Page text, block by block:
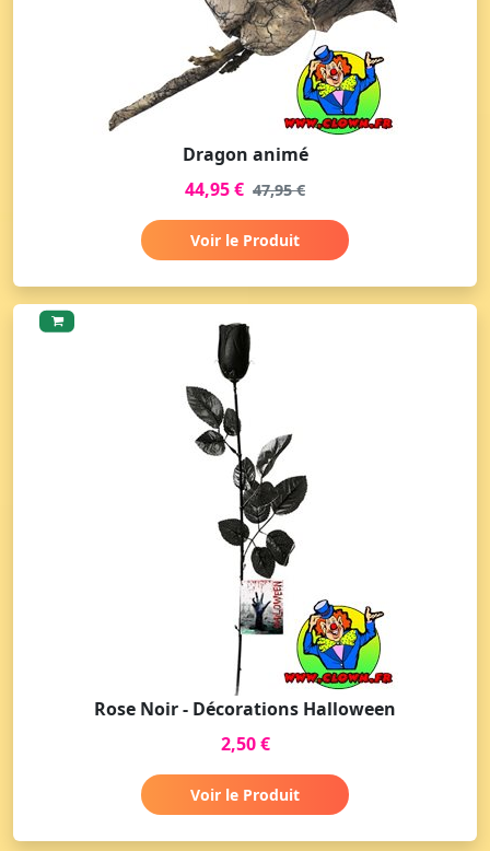
Dragon animé
44,95 € 47,95 €
Voir le Produit
Rose Noir - Décorations Halloween
2,50 €
Voir le Produit